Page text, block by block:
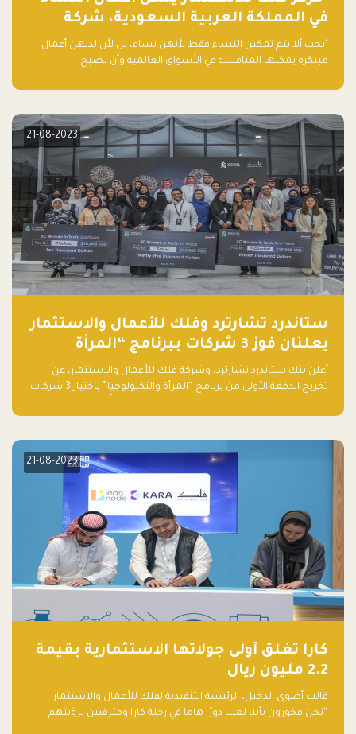
في المملكة العربية السعودية، شركة
ناشئة تلو الأخرى."
"يجب ألا يتم تمكين النساء فقط لأنهن نساء، بل لأن لديهن أعمال
مبتكرة يمكنها المنافسة في الأسواق العالمية وأن تصبح
21-08-2023
ستاندرد تشارترد وفلك للأعمال والاستثمار
يعلنان فوز 3 شركات ببرنامج “المرأة
والتكنولوجيا”
أعلن بنك ستاندرد تشارترد، وشركة فلك للأعمال والاستثمار، عن
تخريج الدفعة الأولى من برنامج “المرأة والتكنولوجيا” باختيار 3 شركات
الأعمال، اللواتي خضعن لبرنامج حاضنة مدته 8 أسابيع، أفكاراً مبتكرة
21-08-2023
كارا تغلق أولى جولاتها الاستثمارية بقيمة
2.2 مليون ريال
قالت أضوى الدخيل، الرئيسة التنفيذية لفلك للأعمال والاستثمار:
“نحن فخورون بأننا لعبنا دورًا هاما في رحلة كارا ومترقبين لرؤيتهم